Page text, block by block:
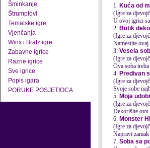
Šminkanje
Štrumpfovi
Tematske igre
Vjenčanja
Winx i Bratz igre
Zabavne igrice
Razne igrice
Sve igrice
Popis igara
PORUKE POSJETIOCA
1. Kuća od
(Igre za
U ovoj igrici
2. Butik
(Igre za
Namestite
3. Vesela
(Igre za
Ova soba
4. Predivan
(Igre za
Svoje sobe
5. Moja
(Igre za
Dekorišite ovu
6. Monster
(Igre za
Napravi
7. Soba sa